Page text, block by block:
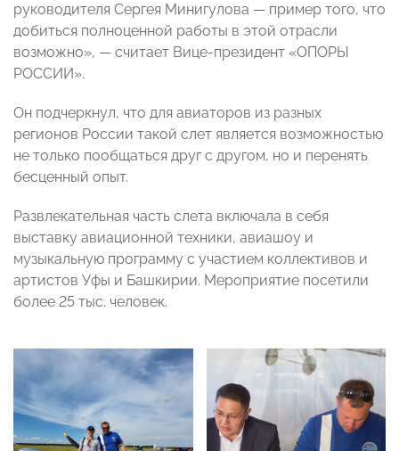
руководителя Сергея Минигулова — пример того, что
добиться полноценной работы в этой отрасли
возможно», — считает Вице-президент «ОПОРЫ
РОССИИ».
Он подчеркнул, что для авиаторов из разных
регионов России такой слет является возможностью
не только пообщаться друг с другом, но и перенять
бесценный опыт.
Развлекательная часть слета включала в себя
выставку авиационной техники, авиашоу и
музыкальную программу с участием коллективов и
артистов Уфы и Башкирии. Мероприятие посетили
более 25 тыс. человек.